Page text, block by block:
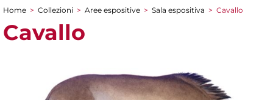
You are here
Home > Collezioni > Aree espositive > Sala espositiva > Cavallo
Cavallo